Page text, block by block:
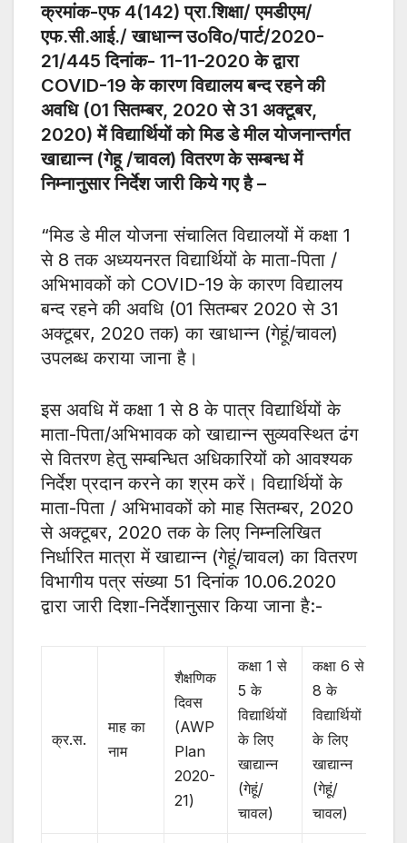
क्रमांक-एफ 4(142) प्रा.शिक्षा/ एमडीएम/
एफ.सी.आई./ खाधान्न उoविo/पार्ट/2020-
21/445 दिनांक- 11-11-2020 के द्वारा
COVID-19 के कारण विद्यालय बन्द रहने की
अवधि (01 सितम्बर, 2020 से 31 अक्टूबर,
2020) में विद्यार्थियों को मिड डे मील योजनान्तर्गत
खाद्यान्न (गेहू /चावल) वितरण के सम्बन्ध में
निम्नानुसार निर्देश जारी किये गए है –
“मिड डे मील योजना संचालित विद्यालयों में कक्षा 1
से 8 तक अध्ययनरत विद्यार्थियों के माता-पिता /
अभिभावकों को COVID-19 के कारण विद्यालय
बन्द रहने की अवधि (01 सितम्बर 2020 से 31
अक्टूबर, 2020 तक) का खाधान्न (गेहूं/चावल)
उपलब्ध कराया जाना है।
इस अवधि में कक्षा 1 से 8 के पात्र विद्यार्थियों के
माता-पिता/अभिभावक को खाद्यान्न सुव्यवस्थित ढंग
से वितरण हेतु सम्बन्धित अधिकारियों को आवश्यक
निर्देश प्रदान करने का श्रम करें। विद्यार्थियों के
माता-पिता / अभिभावकों को माह सितम्बर, 2020
से अक्टूबर, 2020 तक के लिए निम्नलिखित
निर्धारित मात्रा में खाद्यान्न (गेहूं/चावल) का वितरण
विभागीय पत्र संख्या 51 दिनांक 10.06.2020
द्वारा जारी दिशा-निर्देशानुसार किया जाना है:-
क्र.स.
माह का
नाम
शैक्षणिक
दिवस
(AWP
Plan
2020-
21)
कक्षा 1 से
5 के
विद्यार्थियों
के लिए
खाद्यान्न
(गेहूं/
चावल)
कक्षा 6 से
8 के
विद्यार्थियों
के लिए
खाद्यान्न
(गेहूं/
चावल)